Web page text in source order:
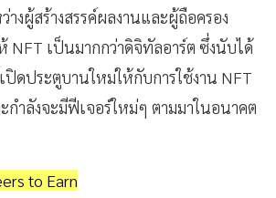
งผู้สร้างสรรค์ผลงานและผู้ถือครอง
NFT เป็นมากกว่าดิจิทัลอาร์ต ซึ่งนับได้
ปิดประตูบานใหม่ให้กับการใช้งาน NFT
กำลังจะมีฟีเจอร์ใหม่ๆ ตามมาในอนาคต
to Earn